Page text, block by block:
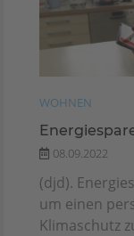
WOHNEN
08.09.2022
(djd).
um einen
Klimaschutz